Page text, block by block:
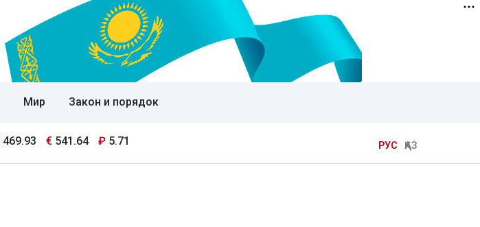
Мир Закон и порядок
469.93 € 541.64 ₽ 5.71 РУС ҚАЗ